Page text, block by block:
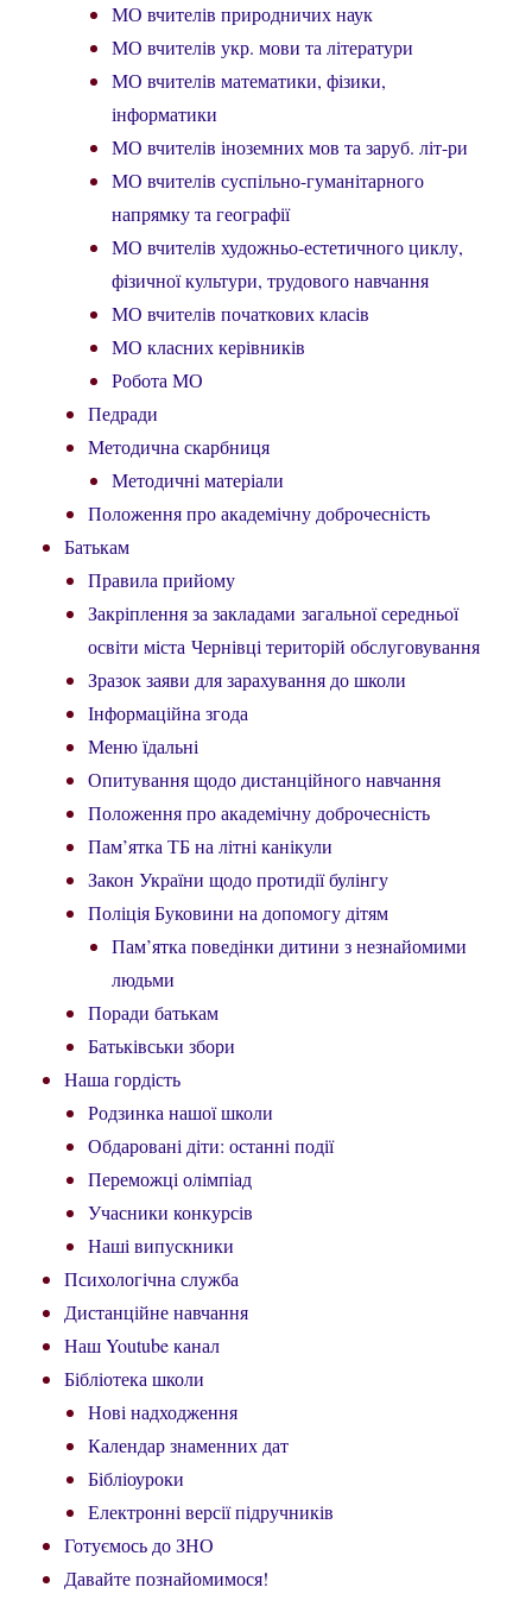
МО вчителів природничих наук
МО вчителів укр. мови та літератури
МО вчителів математики, фізики,
інформатики
МО вчителів іноземних мов та заруб. літ-ри
МО вчителів суспільно-гуманітарного
напрямку та географії
МО вчителів художньо-естетичного циклу,
фізичної культури, трудового навчання
МО вчителів початкових класів
МО класних керівників
Робота МО
Педради
Методична скарбниця
Методичні матеріали
Положення про академічну доброчесність
Батькам
Правила прийому
Закріплення за закладами загальної середньої
освіти міста Чернівці територій обслуговування
Зразок заяви для зарахування до школи
Інформаційна згода
Меню їдальні
Опитування щодо дистанційного навчання
Положення про академічну доброчесність
Пам’ятка ТБ на літні канікули
Закон України щодо протидії булінгу
Поліція Буковини на допомогу дітям
Пам’ятка поведінки дитини з незнайомими
людьми
Поради батькам
Батьківськи збори
Наша гордість
Родзинка нашої школи
Обдаровані діти: останні події
Переможці олімпіад
Учасники конкурсів
Наші випускники
Психологічна служба
Дистанційне навчання
Наш Youtube канал
Бібліотека школи
Нові надходження
Календар знаменних дат
Бібліоуроки
Електронні версії підручників
Готуємось до ЗНО
Давайте познайомимося!